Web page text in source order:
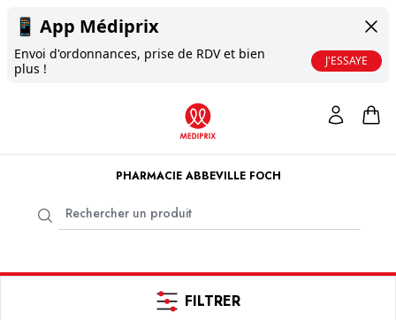
📱 App Médiprix
Envoi d'ordonnances, prise de RDV et bien
plus !
J'ESSAYE
PHARMACIE ABBEVILLE FOCH
FILTRER